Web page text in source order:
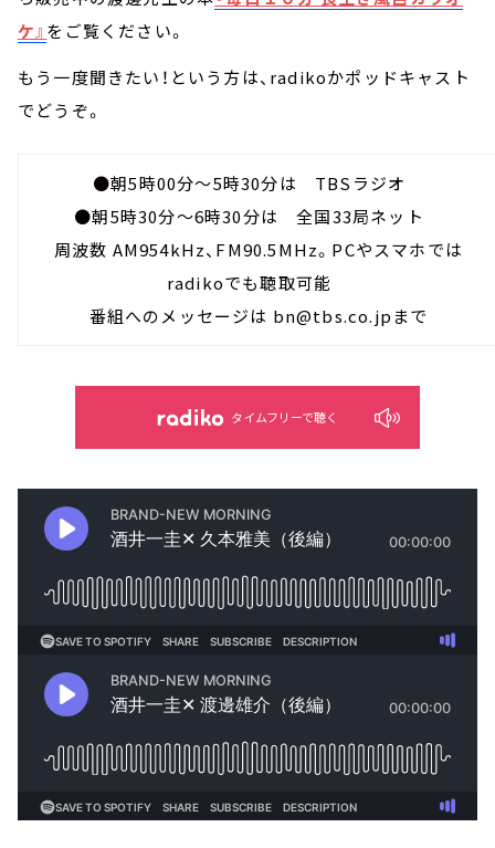
ケ』 をご覧ください。
もう一度聞きたい！という方は、radikoかポッドキャスト
でどうぞ。
●朝5時00分～5時30分は TBSラジオ
●朝5時30分～6時30分は 全国33局ネット
周波数 AM954kHz、FM90.5MHz。PCやスマホでは
radikoでも聴取可能
番組へのメッセージは bn@tbs.co.jpまで
タイムフリーで聴く